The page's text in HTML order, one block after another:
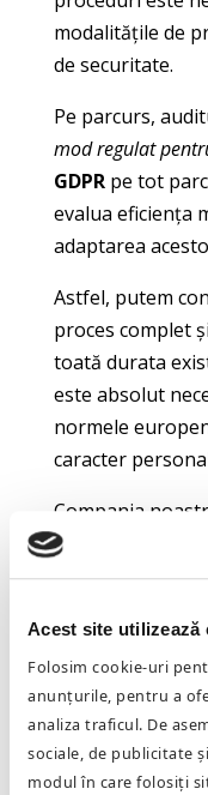
Acest site utilizează
Folosim cookie-uri
anunțurile, pentru a
analiza traficul. De
sociale, de publicitate
modul în care folosiți
modalitățile de
de securitate.
Pe parcurs,
mod regulat
GDPRpe tot
evalua eficiența
adaptarea
Astfel, putem
proces complet
toată durata
este absolut
normele
caracter
Compania
audit periodic, la
momentul la
datelor cu